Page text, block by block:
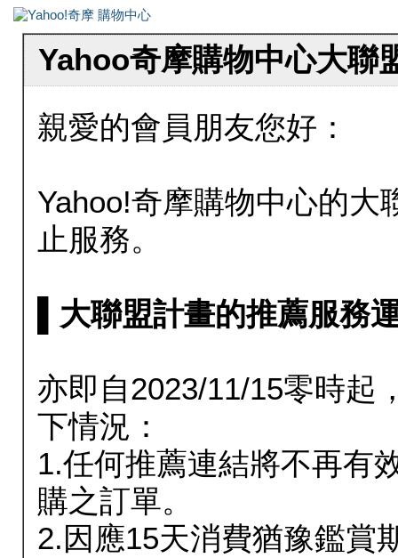
Yahoo奇摩購物中心大聯
親愛的會員朋友您好：
Yahoo!奇摩購物中心的大
止服務。
▌大聯盟計畫的推薦服務
亦即自2023/11/15零時起
下情況：
1.任何推薦連結將不再有
購之訂單。
2.因應15天消費猶豫鑑賞